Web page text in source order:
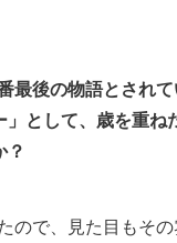
後の物語とされ
として、歳を重
？
で、見た目もそ